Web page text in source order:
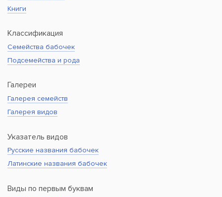
Книги
Классификация
Семейства бабочек
Подсемейства и рода
Галереи
Галерея семейств
Галерея видов
Указатель видов
Русские названия бабочек
Латинские названия бабочек
Виды по первым буквам